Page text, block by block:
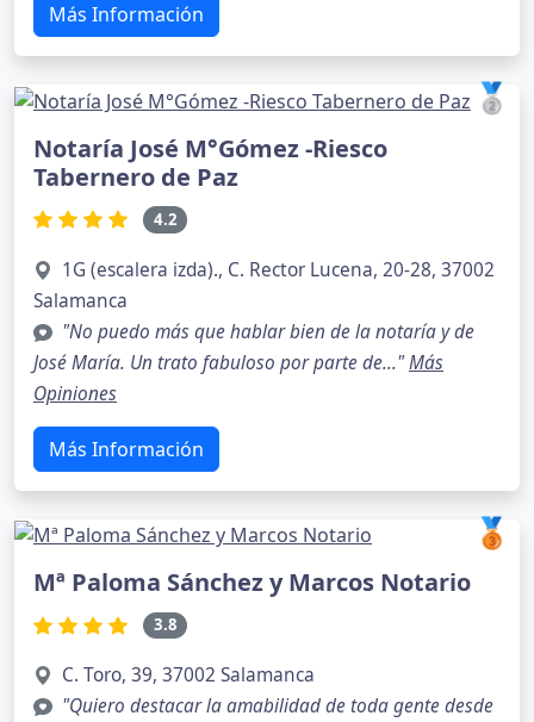
Más Información
🥈
Notaría José M°Gómez -Riesco
Tabernero de Paz
4.2
1G (escalera izda)., C. Rector Lucena, 20-28, 37002
Salamanca
"No puedo más que hablar bien de la notaría y de
José María. Un trato fabuloso por parte de..."Más
Opiniones
Más Información
🥉
Mª Paloma Sánchez y Marcos Notario
3.8
C. Toro, 39, 37002 Salamanca
"Quiero destacar la amabilidad de toda gente desde